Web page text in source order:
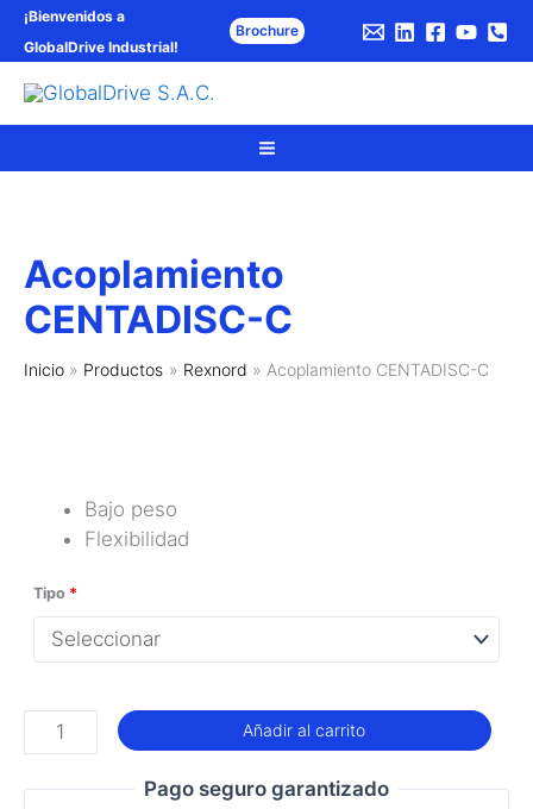
¡Bienvenidos a
GlobalDrive Industrial!
Brochure
Acoplamiento
CENTADISC-C
Inicio Productos Rexnord Acoplamiento CENTADISC-C
Bajo peso
Flexibilidad
Tipo *
Acoplamiento
CENTADISC-
Añadir al carrito
Pago seguro garantizado